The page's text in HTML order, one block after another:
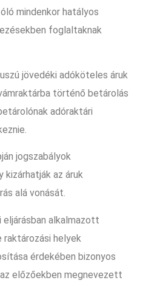
mindenkor hatályos
foglaltaknak
jövedéki adóköteles áruk
történő betárolás
adóraktári
jogszabályok
kizárhatják az áruk
alá vonását.
eljárásban alkalmazott
raktározási helyek
érdekében bizonyos
előzőekben megnevezett